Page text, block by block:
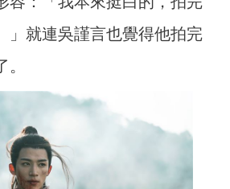
」就連吳謹言也覺得他拍完